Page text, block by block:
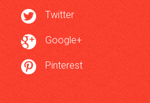
 Twitter
 Google+
 Pinterest